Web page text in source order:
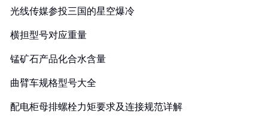
光线传媒参投三国的星空爆冷
横担型号对应重量
锰矿石产品化合水含量
曲臂车规格型号大全
配电柜母排螺栓力矩要求及连接规范详解